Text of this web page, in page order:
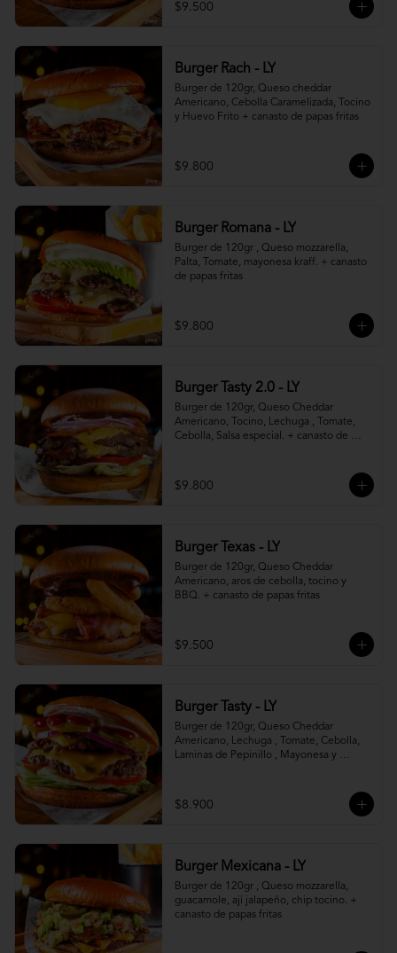
$9.500
Burger Rach - LY
Burger de 120gr, Queso cheddar
Americano, Cebolla Caramelizada, Tocino
y Huevo Frito + canasto de papas fritas
$9.800
Burger Romana - LY
Burger de 120gr , Queso mozzarella,
Palta, Tomate, mayonesa kraff. + canasto
de papas fritas
$9.800
Burger Tasty 2.0 - LY
Burger de 120gr, Queso Cheddar
Americano, Tocino, Lechuga , Tomate,
Cebolla, Salsa especial. + canasto de
$9.800
Burger Texas - LY
Burger de 120gr, Queso Cheddar
Americano, aros de cebolla, tocino y
BBQ. + canasto de papas fritas
$9.500
Burger Tasty - LY
Burger de 120gr, Queso Cheddar
Americano, Lechuga , Tomate, Cebolla,
Laminas de Pepinillo , Mayonesa y
$8.900
Burger Mexicana - LY
Burger de 120gr , Queso mozzarella,
guacamole, ají jalapeño, chip tocino. +
canasto de papas fritas